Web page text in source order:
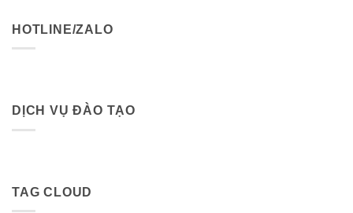
HOTLINE/ZALO
DỊCH VỤ ĐÀO TẠO
TAG CLOUD